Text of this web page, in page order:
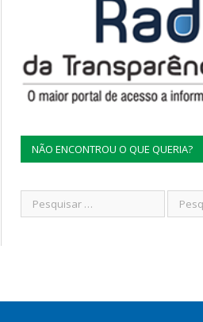
NÃO ENCONTROU O QUE QUERIA?